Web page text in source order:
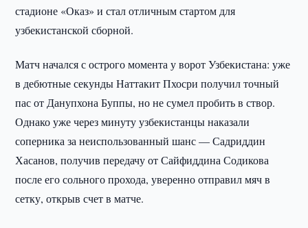
стадионе «Оказ» и стал отличным стартом для
узбекистанской сборной.
Матч начался с острого момента у ворот Узбекистана: уже
в дебютные секунды Наттакит Пхосри получил точный
пас от Данупхона Буппы, но не сумел пробить в створ.
Однако уже через минуту узбекистанцы наказали
соперника за неиспользованный шанс — Садриддин
Хасанов, получив передачу от Сайфиддина Содикова
после его сольного прохода, уверенно отправил мяч в
сетку, открыв счет в матче.